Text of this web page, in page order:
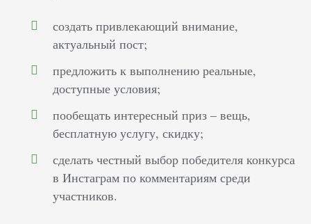
создать привлекающий внимание,
актуальный пост;
предложить к выполнению реальные,
доступные условия;
пообещать интересный приз – вещь,
бесплатную услугу, скидку;
сделать честный выбор победителя конкурса
в Инстаграм по комментариям среди
участников.